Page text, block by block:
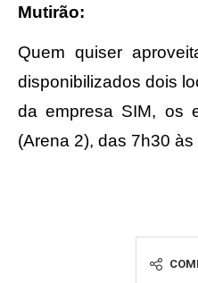
Mutirão:
Quem quiser
disponibilizados dois
da empresa SIM, os
(Arena 2), das 7h30